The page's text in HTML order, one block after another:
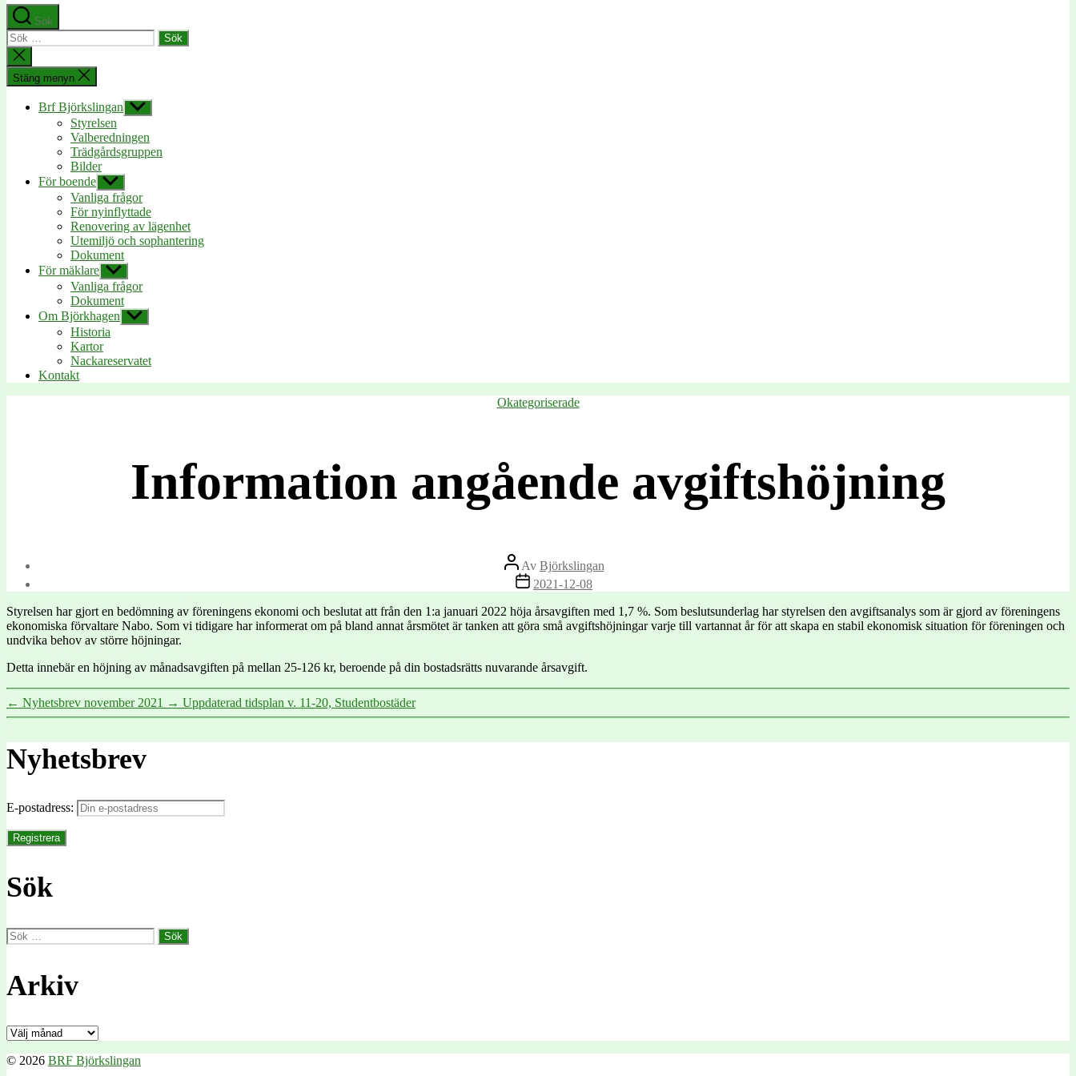
Sök
Sök
efter:
Stäng
sökningen
Stäng menyn
Brf Björkslingan Visa
undermeny
Styrelsen
Valberedningen
Trädgårdsgruppen
Bilder
För boende Visa
undermeny
Vanliga frågor
För nyinflyttade
Renovering av lägenhet
Utemiljö och sophantering
Dokument
För mäklare Visa
undermeny
Vanliga frågor
Dokument
Om Björkhagen Visa
undermeny
Historia
Kartor
Nackareservatet
Kontakt
Kategorier
Okategoriserade
Information angående avgiftshöjning
Inläggsförfattare
Av Björkslingan
Inläggsdatum
2021-12-08
Styrelsen har gjort en bedömning av föreningens ekonomi och beslutat att från den 1:a januari 2022 höja årsavgiften med 1,7 %. Som beslutsunderlag har styrelsen den avgiftsanalys som är gjord av föreningens
ekonomiska förvaltare Nabo. Som vi tidigare har informerat om på bland annat årsmötet är tanken att göra små avgiftshöjningar varje till vartannat år för att skapa en stabil ekonomisk situation för föreningen och
undvika behov av större höjningar.
Detta innebär en höjning av månadsavgiften på mellan 25-126 kr, beroende på din bostadsrätts nuvarande årsavgift.
← Nyhetsbrev november 2021 → Uppdaterad tidsplan v. 11-20, Studentbostäder
Nyhetsbrev
E-postadress:
Sök
Sök
efter:
Arkiv
Arkiv
© 2026 BRF Björkslingan